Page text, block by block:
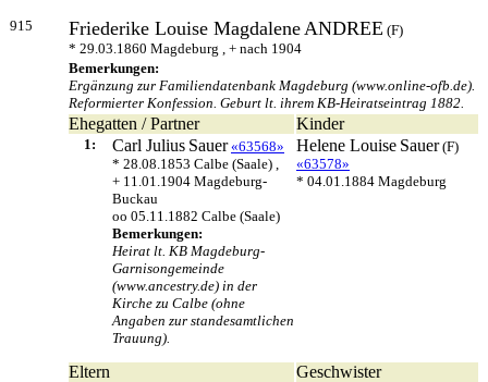
915 Friederike Louise MagdaleneANDREE (F)
* 29.03.1860 Magdeburg , + nach 1904
Bemerkungen:
Ergänzung zur Familiendatenbank Magdeburg (www.online-ofb.de).
Reformierter Konfession. Geburt lt. ihrem KB-Heiratseintrag 1882.
Ehegatten / Partner Kinder
1: Carl Julius Sauer «63568»
* 28.08.1853 Calbe (Saale) ,
+ 11.01.1904 Magdeburg-
Buckau
oo 05.11.1882 Calbe (Saale)
Bemerkungen:
Heirat lt. KB Magdeburg-
Garnisongemeinde
(www.ancestry.de) in der
Kirche zu Calbe (ohne
Angaben zur standesamtlichen
Trauung).
Helene Louise Sauer(F)
«63578»
* 04.01.1884 Magdeburg
Eltern Geschwister